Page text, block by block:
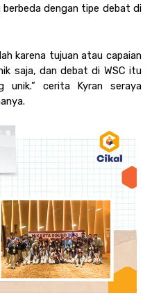
berbeda dengan tipe debat di
karena tujuan atau capaian
saja, dan debat di WSC itu
unik.” cerita Kyran seraya